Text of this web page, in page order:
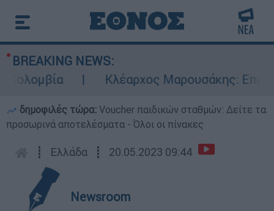
BREAKING NEWS:
Κλέαρχος Μαρουσάκης:
δημοφιλές τώρα: Voucher παιδικών σταθμών: Δείτε τα
προσωρινά αποτελέσματα - Όλοι οι πίνακες
┋ Ελλάδα ┋ 20.05.2023 09:44
Newsroom